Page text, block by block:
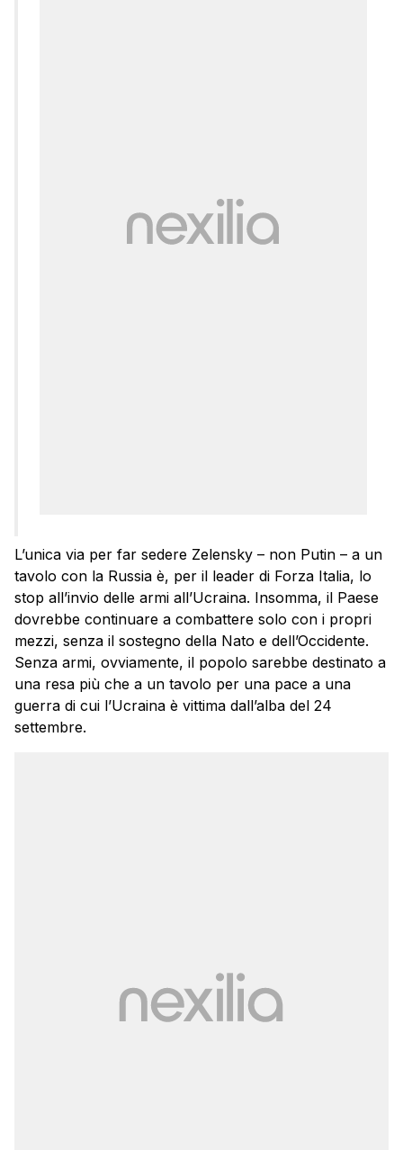
L’unica via per far sedere Zelensky – non Putin – a un
tavolo con la Russia è, per il leader di Forza Italia, lo
stop all’invio delle armi all’Ucraina. Insomma, il Paese
dovrebbe continuare a combattere solo con i propri
mezzi, senza il sostegno della Nato e dell’Occidente.
Senza armi, ovviamente, il popolo sarebbe destinato a
una resa più che a un tavolo per una pace a una
guerra di cui l’Ucraina è vittima dall’alba del 24
settembre.